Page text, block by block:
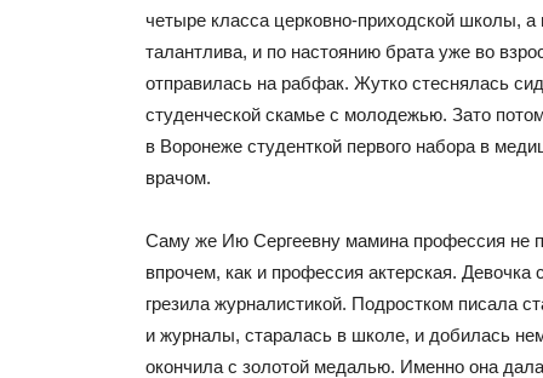
четыре класса церковно-приходской школы,
талантлива, и по настоянию брата уже во
отправилась на рабфак. Жутко стеснялась
студенческой скамье с молодежью. Зато
в Воронеже студенткой первого набора в
врачом.
Саму же Ию Сергеевну мамина профессия не
впрочем, как и профессия актерская. Девочка
грезила журналистикой. Подростком писала
и журналы, старалась в школе, и добилась
окончила с золотой медалью. Именно она